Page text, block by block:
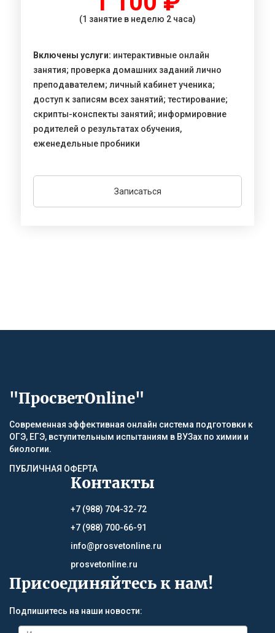
(1 занятие в неделю 2 часа)
Включены услуги: интерактивные онлайн
занятия; проверка домашних заданий лично
преподавателем; личный кабинет ученика;
доступ к записям всех занятий; тестирование;
скрипты-конспекты занятий; информировние
родителей о результатах обучения,
еженедельные пробники
Записаться
"ПросветOnline"
Современная эффективная онлайн система подготовки к
ОГЭ, ЕГЭ, вступительным испытаниям в ВУЗах по химии и
биологии.
ПУБЛИЧНАЯ ОФЕРТА
Контакты
+7 (988) 704-32-72
+7 (988) 700-66-91
info@prosvetonline.ru
prosvetonline.ru
Присоединяйтесь к нам!
Подпишитесь на наши новости: